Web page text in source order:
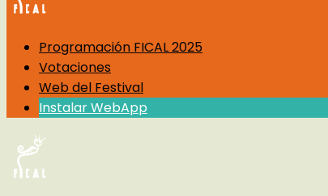
Programación FICAL 2025
Votaciones
Web del Festival
Instalar WebApp